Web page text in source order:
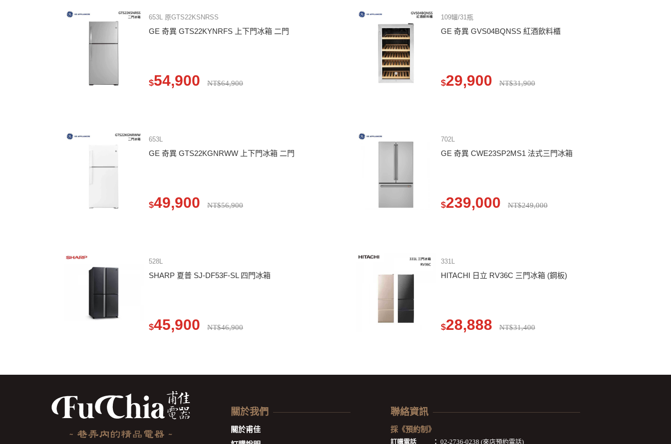
653L 原GTS22KSNRSS
GE 奇異 GTS22KYNRFS 上下門冰箱 二門
$54,900 NT$64,900
109罐/31瓶
GE 奇異 GVS04BQNSS 紅酒飲料櫃
$29,900 NT$31,900
653L
GE 奇異 GTS22KGNRWW 上下門冰箱 二門
$49,900 NT$56,900
702L
GE 奇異 CWE23SP2MS1 法式三門冰箱
$239,000 NT$249,000
528L
SHARP 夏普 SJ-DF53F-SL 四門冰箱
$45,900 NT$46,900
331L
HITACHI 日立 RV36C 三門冰箱 (鋼板)
$28,888 NT$31,400
關於我們
關於甫佳
聯絡資訊
採《預約制》
訂購電話 ： 02-2736-0238 (來店預約電話)